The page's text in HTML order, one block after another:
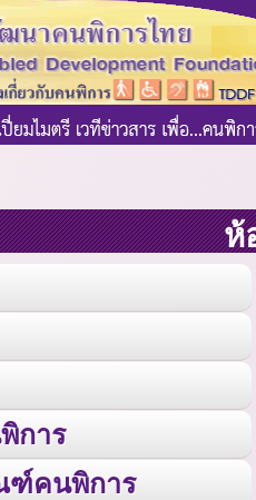
ห้
การ
ฑ์คนพิการ